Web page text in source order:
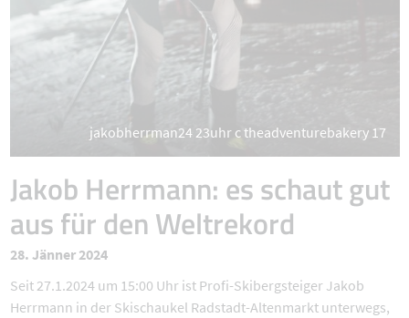
jakobherrman24 23uhr c theadventurebakery 17
Jakob Herrmann: es schaut gut
aus für den Weltrekord
28. Jänner 2024
Seit 27.1.2024 um 15:00 Uhr ist Profi-Skibergsteiger Jakob
Herrmann in der Skischaukel Radstadt-Altenmarkt unterwegs,